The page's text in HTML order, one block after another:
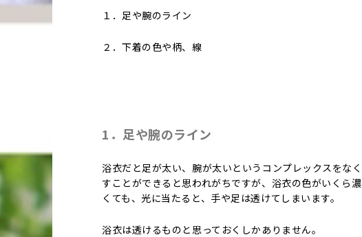
１．足や腕のライン
２．下着の色や柄、線
1．足や腕のライン
浴衣だと足が太い、腕が太いというコンプレックスをなく
すことができると思われがちですが、浴衣の色がいくら濃
くても、光に当たると、手や足は透けてしまいます。
浴衣は透けるものと思っておくしかありません。